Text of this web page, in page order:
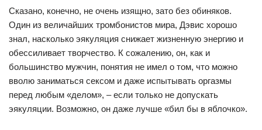
Сказано, конечно, не очень изящно, зато без обиняков.
Один из величайших тромбонистов мира, Дэвис хорошо
знал, насколько эякуляция снижает жизненную энергию и
обессиливает творчество. К сожалению, он, как и
большинство мужчин, понятия не имел о том, что можно
вволю заниматься сексом и даже испытывать оргазмы
перед любым «делом», – если только не допускать
эякуляции. Возможно, он даже лучше «бил бы в яблочко».